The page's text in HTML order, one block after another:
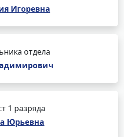
Игоревна
отдела
1 разряда
Юрьевна